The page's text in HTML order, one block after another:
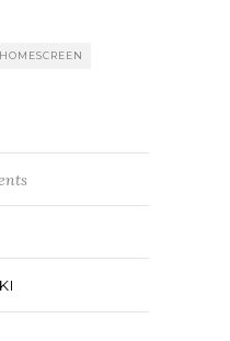
HOMESCREEN